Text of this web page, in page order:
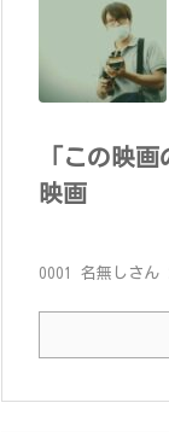
「この映
映画
0001 名無しさ